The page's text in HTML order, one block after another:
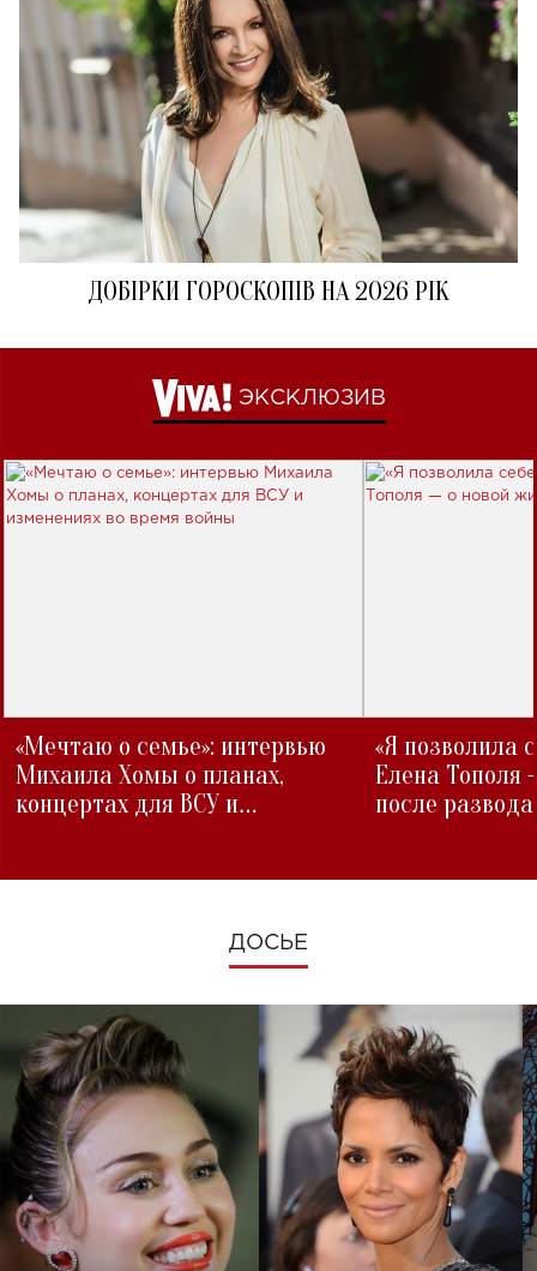
ДОБІРКИ ГОРОСКОПІВ НА 2026 РІК
ЭКСКЛЮЗИВ
«Мечтаю о семье»: интервью
Михаила Хомы о планах,
концертах для ВСУ и
«Я позволила
Елена Тополя
после развода
ДОСЬЕ